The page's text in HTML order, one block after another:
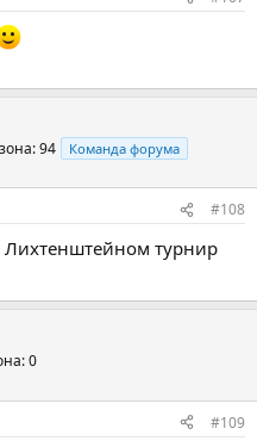
94 Команда форума
#108
Лихтенштейном турнир
0
#109